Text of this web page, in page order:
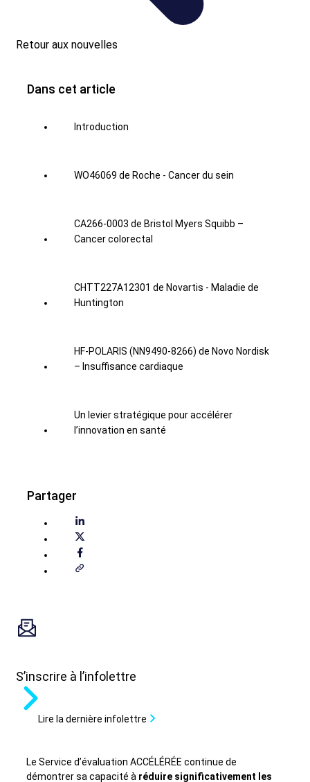
Retour aux nouvelles
Dans cet article
Introduction
WO46069 de Roche - Cancer du sein
CA266‑0003 de Bristol Myers Squibb –
Cancer colorectal
CHTT227A12301 de Novartis - Maladie de
Huntington
HF-POLARIS (NN9490-8266) de Novo Nordisk
– Insuffisance cardiaque
Un levier stratégique pour accélérer
l’innovation en santé
Partager
S’inscrire à l’infolettre
Lire la dernière infolettre
Le Service d’évaluation ACCÉLÉRÉE continue de
démontrer sa capacité à réduire significativement les